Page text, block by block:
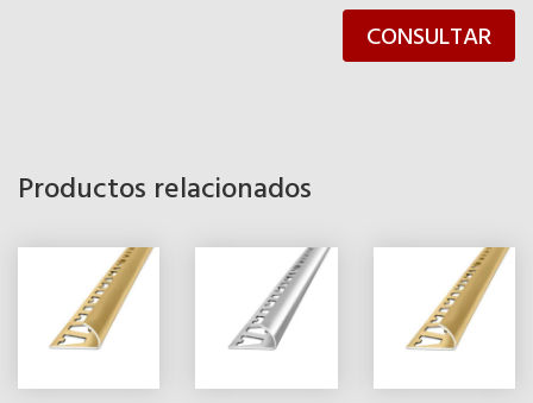
CONSULTAR
Productos relacionados